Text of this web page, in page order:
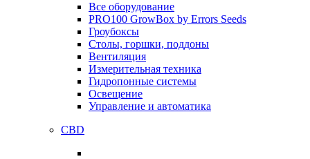
Все оборудование
PRO100 GrowBox by Errors Seeds
Гроубоксы
Столы, горшки, поддоны
Вентиляция
Измерительная техника
Гидропонные системы
Освещение
Управление и автоматика
CBD